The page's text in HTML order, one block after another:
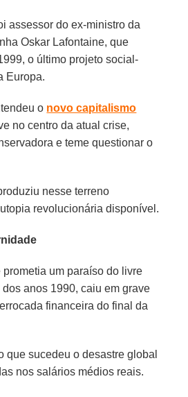
assessor do ex-ministro da
Oskar Lafontaine, que
o último projeto social-
Europa.
o novo capitalismo
no centro da atual crise,
e teme questionar o
nesse terreno
revolucionária disponível.
prometia um paraíso do livre
anos 1990, caiu em grave
financeira do final da
que sucedeu o desastre global
nos salários médios reais.